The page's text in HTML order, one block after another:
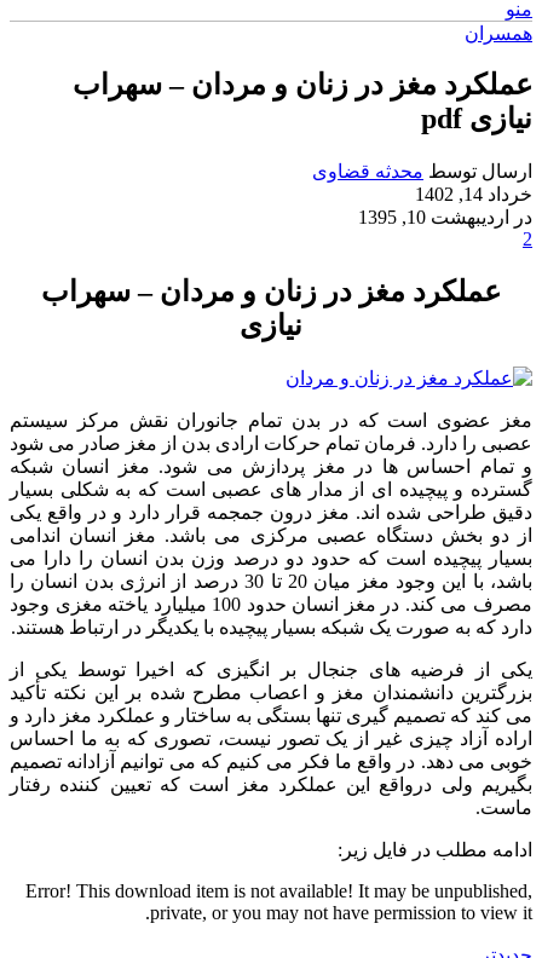
منو
همسران
عملکرد مغز در زنان و مردان – سهراب
نیازی pdf
ارسال توسط محدثه قضاوی
خرداد 14, 1402
در اردیبهشت 10, 1395
2
عملکرد مغز در زنان و مردان – سهراب
نیازی
مغز عضوی است که در بدن تمام جانوران نقش مرکز سیستم
عصبی را دارد. فرمان تمام حرکات ارادی بدن از مغز صادر می شود
و تمام احساس ها در مغز پردازش می شود. مغز انسان شبکه
گسترده و پیچیده ای از مدار های عصبی است که به شکلی بسیار
دقیق طراحی شده اند. مغز درون جمجمه قرار دارد و در واقع یکی
از دو بخش دستگاه عصبی مرکزی می باشد. مغز انسان اندامی
بسیار پیچیده است که حدود دو درصد وزن بدن انسان را دارا می
باشد، با این وجود مغز میان 20 تا 30 درصد از انرژی بدن انسان را
مصرف می کند. در مغز انسان حدود 100 میلیارد یاخته مغزی وجود
دارد که به صورت یک شبکه بسیار پیچیده با یکدیگر در ارتباط هستند.
یکی از فرضیه های جنجال بر انگیزی که اخیرا توسط یکی از
بزرگترین دانشمندان مغز و اعصاب مطرح شده بر این نکته تأکید
می کند که تصمیم گیری تنها بستگی به ساختار و عملکرد مغز دارد و
اراده آزاد چیزی غیر از یک تصور نیست، تصوری که به ما احساس
خوبی می دهد. در واقع ما فکر می کنیم که می توانیم آزادانه تصمیم
بگیریم ولی درواقع این عملکرد مغز است که تعیین کننده رفتار
ماست.
ادامه مطلب در فایل زیر:
Error! This download item is not available! It may be unpublished,
private, or you may not have permission to view it.